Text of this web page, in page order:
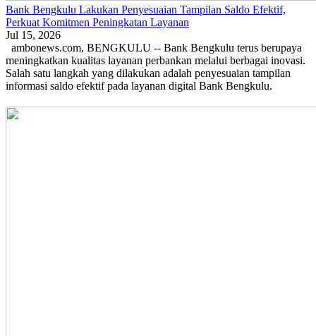
Bank Bengkulu Lakukan Penyesuaian Tampilan Saldo Efektif,
Perkuat Komitmen Peningkatan Layanan
Jul 15, 2026
ambonews.com, BENGKULU -- Bank Bengkulu terus berupaya
meningkatkan kualitas layanan perbankan melalui berbagai inovasi.
Salah satu langkah yang dilakukan adalah penyesuaian tampilan
informasi saldo efektif pada layanan digital Bank Bengkulu.